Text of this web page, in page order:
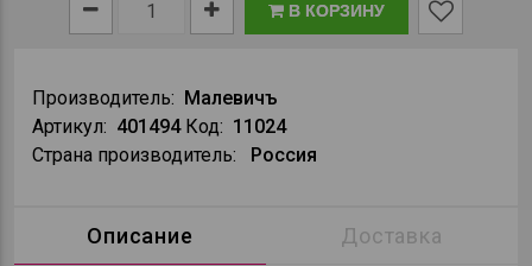
В КОРЗИНУ
Производитель: Малевичъ
Артикул: 401494Код: 11024
Страна производитель:
Россия
Описание Доставка